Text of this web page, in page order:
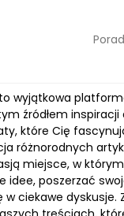
wyjątkowa
źródłem inspiracji
które Cię
różnorodnych
miejsce, w
idee, poszerzać
w ciekawe dyskusje.